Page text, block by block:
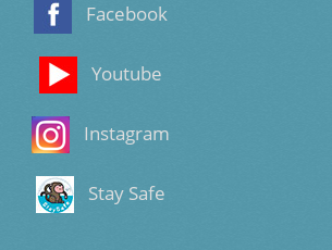
Facebook
Youtube
Instagram
Stay Safe